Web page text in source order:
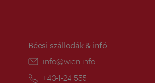
Bécsi szállodák & infó
E-
info@wien.info
Telefon:
+43-1-24 555